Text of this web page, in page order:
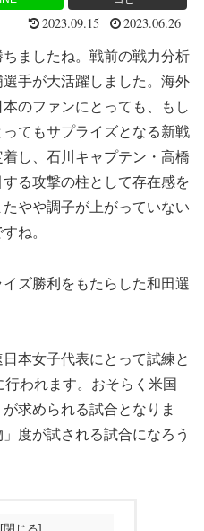
2023.09.15 2023.06.26
ましたね。戦前の戦力分析
手が大活躍しました。海外
のファンにとっても、もし
てもサプライズとなる新戦
し、石川キャプテン・高橋
る攻撃の柱として存在感を
やや調子が上がっていない
ね。
ズ勝利をもたらした和田選
女子代表にとって試練と
われます。おそらく米国
求められる試合となりま
度が試される試合になろう